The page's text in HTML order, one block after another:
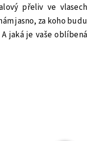
přeliv ve vlasech
jasno, za koho budu
jaká je vaše oblíbená